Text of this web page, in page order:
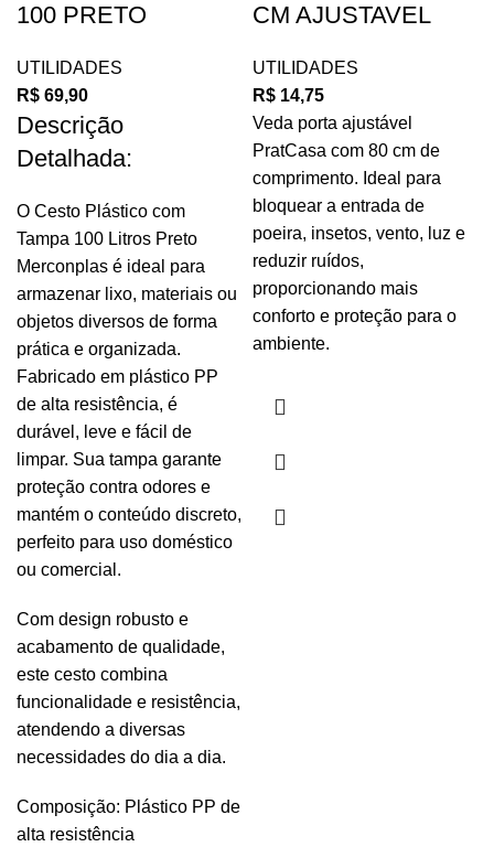
100 PRETO
UTILIDADES
R$ 69,90
Descrição
Detalhada:
O Cesto Plástico com
Tampa 100 Litros Preto
Merconplas é ideal para
armazenar lixo, materiais ou
objetos diversos de forma
prática e organizada.
Fabricado em plástico PP
de alta resistência, é
durável, leve e fácil de
limpar. Sua tampa garante
proteção contra odores e
mantém o conteúdo discreto,
perfeito para uso doméstico
ou comercial.
Com design robusto e
acabamento de qualidade,
este cesto combina
funcionalidade e resistência,
atendendo a diversas
necessidades do dia a dia.
Composição: Plástico PP de
alta resistência
CM AJUSTAVEL
UTILIDADES
R$ 14,75
Veda porta ajustável
PratCasa com 80 cm de
comprimento. Ideal para
bloquear a entrada de
poeira, insetos, vento, luz e
reduzir ruídos,
proporcionando mais
conforto e proteção para o
ambiente.